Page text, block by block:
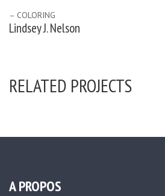
– COLORING
Lindsey J. Nelson
RELATED PROJECTS
A PROPOS